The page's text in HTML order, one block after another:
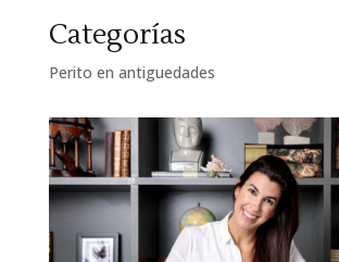
Categorías
Perito en antiguedades